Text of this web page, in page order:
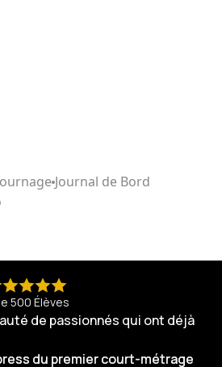
Journal de Bord
500 Élèves
de passionnés qui ont déjà
du premier court-métrage
du premier court-métrage